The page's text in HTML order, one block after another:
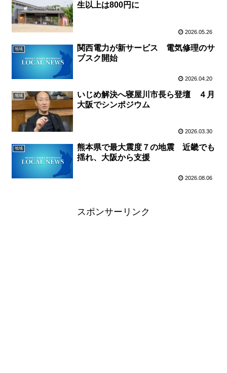
生以上は800円に
2026.05.26
地域
関西電力が新サービス 電気修理のサ
ブスク開始
2026.04.20
地域
いじめ解決へ寝屋川市長ら登壇 ４月
大阪でシンポジウム
2026.03.30
地域
熊本県で最大震度７の地震 近畿でも
揺れ、大阪から支援
2026.08.06
スポンサーリンク